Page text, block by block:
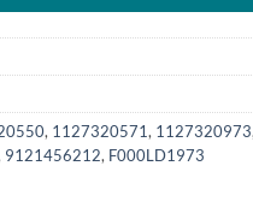
, 1127320571, 1127320973,
9121456212, F000LD1973